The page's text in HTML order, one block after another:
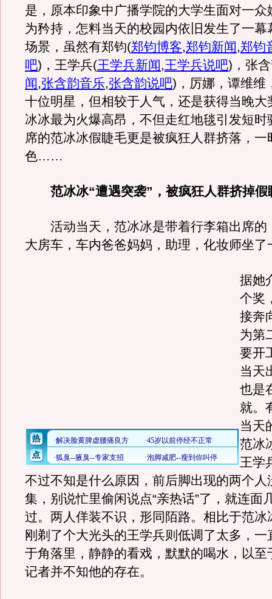
是，原本印象中广播学院的大学生面对一众
为矜持，怎料当天的校园内依旧发生了一幕
场景，虽然有郑钧(郑钧博客,郑钧新闻,郑钧
吧) ，王学兵(王学兵新闻,王学兵说吧) ，张
闻,张含韵音乐,张含韵说吧) ，厉娜，谭维
十位明星，但相较于人气，还是获得当晚大
冰冰最为火爆高昂，不但走红地毯引发短时
席的范冰冰假睫毛更是被疯狂人群挤落，一
色……
范冰冰“遭遇突袭”，被疯狂人群挤掉假
活动当天，范冰冰是带着行李箱出席的
大房车，车内爸爸妈妈，助理，化妆师坐了
据她
个奖
接奔
为第
要开
当天
也是
就。
当天
范冰
王学
不过不知是什么原因，前后脚出现的两个人
集，别说忙里偷闲说点“亲热话”了，就连面
过。两人佯装不识，形同陌路。相比于范冰
刚剃了个大光头的王学兵则低调了太多，一
于角落里，静静的看戏，默默的喝水，以至
记者并不知他的存在。